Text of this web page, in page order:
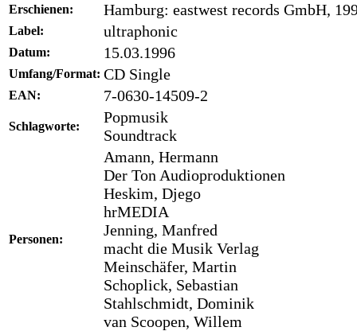
Erschienen: Hamburg: eastwest records GmbH,
Label: ultraphonic
Datum: 15.03.1996
Umfang/Format: CD Single
EAN: 7-0630-14509-2
Schlagworte:
Popmusik
Soundtrack
Personen:
Amann, Hermann
Der Ton Audioproduktionen
Heskim, Djego
hrMEDIA
Jenning, Manfred
macht die Musik Verlag
Meinschäfer, Martin
Schoplick, Sebastian
Stahlschmidt, Dominik
van Scoopen, Willem